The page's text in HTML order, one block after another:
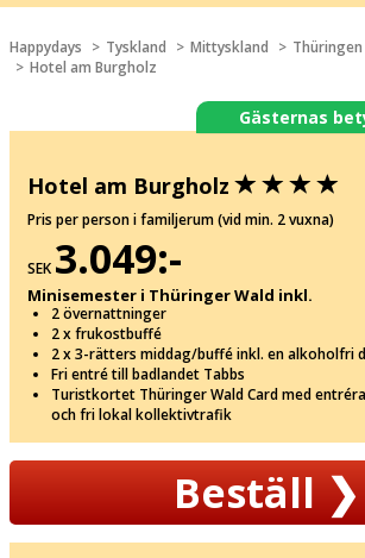
Happydays Tyskland Mittyskland
Hotel am Burgholz
Gästernas
Hotel am Burgholz
Pris per person i familjerum (vid min. 2 vuxna)
SEK 3.049:-
Minisemester i Thüringer Wald inkl.
2 övernattninger
2 x frukostbuffé
2 x 3-rätters middag/buffé inkl. en alkoholfri
Fri entré till badlandet Tabbs
Turistkortet Thüringer Wald Card med
och fri lokal kollektivtrafik
Beställ❯